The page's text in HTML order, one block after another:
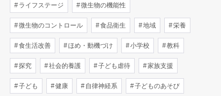
ライフステージ 微生物の機能性
微生物のコントロール 食品衛生 地域 栄養
食生活改善 ほめ・動機づけ 小学校 教科
探究 社会的養護 子ども虐待 家族支援
子ども 健康 自律神経系 子どものあそび